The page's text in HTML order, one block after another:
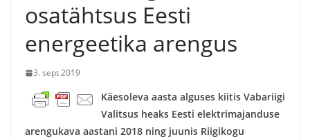
osatähtsus Eesti
energeetika arengus
3. sept 2019
Käesoleva aasta alguses kiitis Vabariigi
Valitsus heaks Eesti elektrimajanduse
arengukava aastani 2018 ning juunis Riigikogu